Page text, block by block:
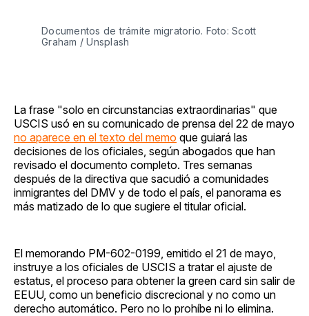
Documentos de trámite migratorio. Foto: Scott
Graham / Unsplash
La frase "solo en circunstancias extraordinarias" que
USCIS usó en su comunicado de prensa del 22 de mayo
no aparece en el texto del memo que guiará las
decisiones de los oficiales, según abogados que han
revisado el documento completo. Tres semanas
después de la directiva que sacudió a comunidades
inmigrantes del DMV y de todo el país, el panorama es
más matizado de lo que sugiere el titular oficial.
El memorando PM-602-0199, emitido el 21 de mayo,
instruye a los oficiales de USCIS a tratar el ajuste de
estatus, el proceso para obtener la green card sin salir de
EEUU, como un beneficio discrecional y no como un
derecho automático. Pero no lo prohíbe ni lo elimina.